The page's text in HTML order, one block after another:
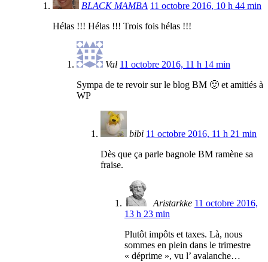
BLACK MAMBA 11 octobre 2016, 10 h 44 min
Hélas !!! Hélas !!! Trois fois hélas !!!
Val 11 octobre 2016, 11 h 14 min
Sympa de te revoir sur le blog BM 🙂 et amitiés à
WP
bibi 11 octobre 2016, 11 h 21 min
Dès que ça parle bagnole BM ramène sa
fraise.
Aristarkke 11 octobre 2016,
13 h 23 min
Plutôt impôts et taxes. Là, nous
sommes en plein dans le trimestre
« déprime », vu l’ avalanche…